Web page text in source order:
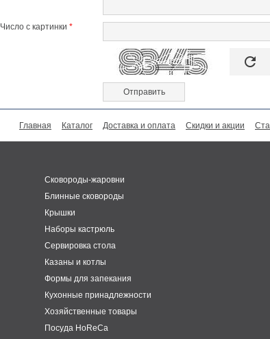
Число с картинки *
 refresh
Главная Каталог Доставка и оплата Скидки и акции
Сковороды-жаровни
Блинные сковороды
Крышки
Наборы кастрюль
Сервировка стола
Казаны и котлы
Формы для запекания
Кухонные принадлежности
Хозяйственные товары
Посуда HoReCa